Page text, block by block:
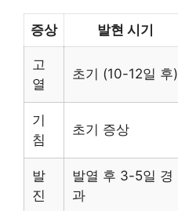
증상 발현 시기
고
열
초기 (10-12일 후)
기
침
초기 증상
발
진
발열 후 3-5일 경
과